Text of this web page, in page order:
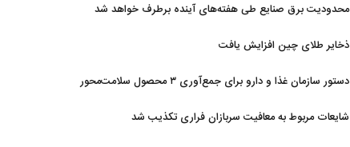
محدودیت‌ برق صنایع طی هفته‌های آینده برطرف خواهد شد
ذخایر طلای چین افزایش یافت
دستور سازمان غذا و دارو برای جمع‌آوری ۳ محصول سلامت‌محور
شایعات مربوط به معافیت سربازان فراری تکذیب شد